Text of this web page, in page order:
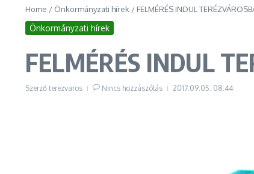
Home / Önkormányzati hírek / FELMÉRÉS INDUL
Önkormányzati hírek
FELMÉRÉS INDUL
Szerző terezvaros Nincs hozzászólás 2017.09.05. 08:44